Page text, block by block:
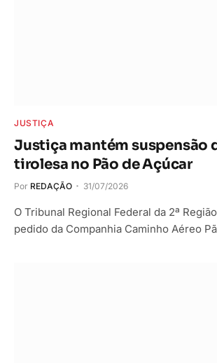
JUSTIÇA
Justiça mantém suspensão
tirolesa no Pão de Açúcar
Por REDAÇÃO 31/07/2026
O Tribunal Regional Federal da 2ª
pedido da Companhia Caminho Aéreo